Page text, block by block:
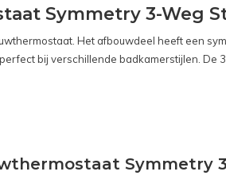
Symmetry 3-Weg
Het afbouwdeel heeft een
bij verschillende badkamerstijlen.
Symmetry